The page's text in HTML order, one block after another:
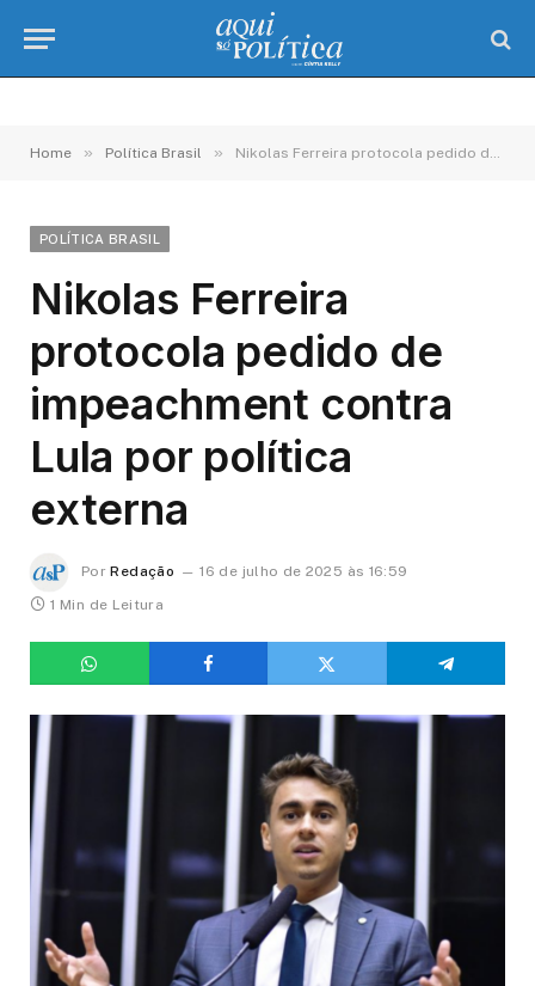
Home » Política Brasil » Nikolas Ferreira protocola pedido de impeachment contra Lula por política externa
POLÍTICA BRASIL
Nikolas Ferreira
protocola pedido de
impeachment contra
Lula por política
externa
Por Redação
16 de julho de 2025 às 16:59
1 Min de Leitura